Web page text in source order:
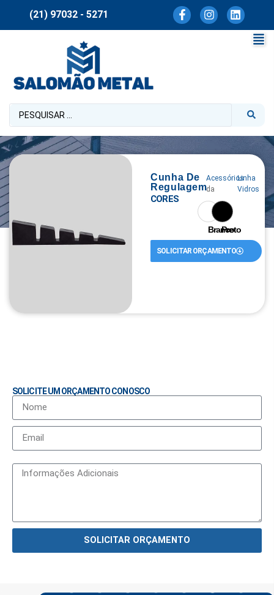
(21) 97032 - 5271
Cunha De
Regulagem
Acessórios
da
Linha
Vidros
CORES
Branco
Preto
SOLICITAR ORÇAMENTO
SOLICITE UM ORÇAMENTO CONOSCO
SOLICITAR ORÇAMENTO